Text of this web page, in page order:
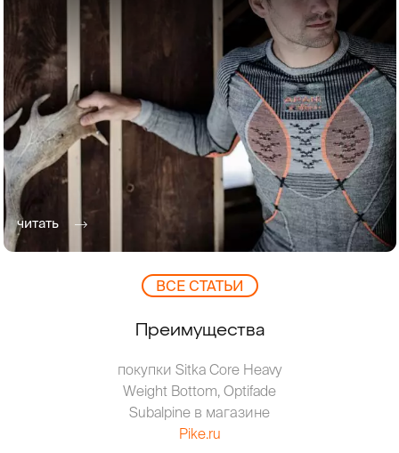
читать
ВCЕ СТАТЬИ
Преимущества
покупки Sitka Core Heavy
Weight Bottom, Optifade
Subalpine в магазине
Pike.ru